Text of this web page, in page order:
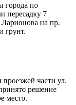
города по
пересадку 7
Ларионова на пр.
грунт.
части ул.
решение
место.